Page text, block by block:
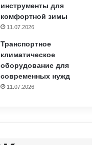
инструменты для
комфортной зимы
11.07.2026
Транспортное
климатическое
оборудование для
современных нужд
11.07.2026